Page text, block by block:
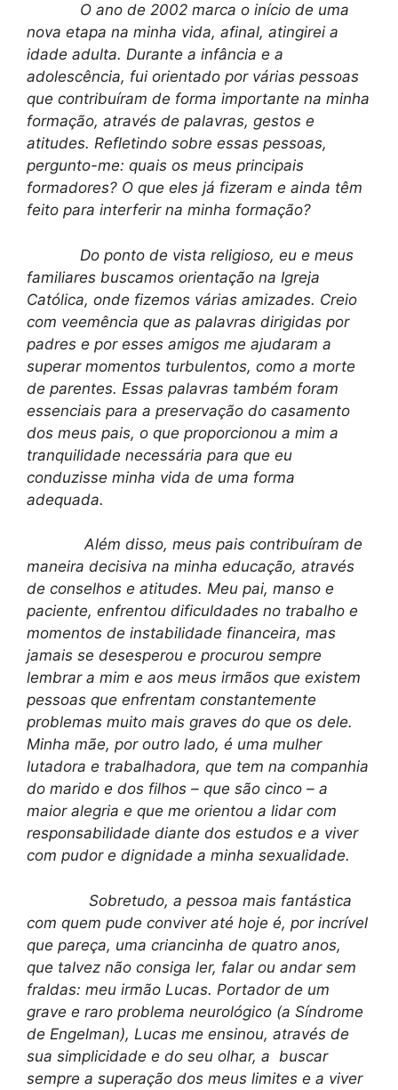
O ano de 2002 marca o início de uma
nova etapa na minha vida, afinal, atingirei a
idade adulta. Durante a infância e a
adolescência, fui orientado por várias pessoas
que contribuíram de forma importante na minha
formação, através de palavras, gestos e
atitudes. Refletindo sobre essas pessoas,
pergunto-me: quais os meus principais
formadores? O que eles já fizeram e ainda têm
feito para interferir na minha formação?
Do ponto de vista religioso, eu e meus
familiares buscamos orientação na Igreja
Católica, onde fizemos várias amizades. Creio
com veemência que as palavras dirigidas por
padres e por esses amigos me ajudaram a
superar momentos turbulentos, como a morte
de parentes. Essas palavras também foram
essenciais para a preservação do casamento
dos meus pais, o que proporcionou a mim a
tranquilidade necessária para que eu
conduzisse minha vida de uma forma
adequada.
Além disso, meus pais contribuíram de
maneira decisiva na minha educação, através
de conselhos e atitudes. Meu pai, manso e
paciente, enfrentou dificuldades no trabalho e
momentos de instabilidade financeira, mas
jamais se desesperou e procurou sempre
lembrar a mim e aos meus irmãos que existem
pessoas que enfrentam constantemente
problemas muito mais graves do que os dele.
Minha mãe, por outro lado, é uma mulher
lutadora e trabalhadora, que tem na companhia
do marido e dos filhos – que são cinco – a
maior alegria e que me orientou a lidar com
responsabilidade diante dos estudos e a viver
com pudor e dignidade a minha sexualidade.
Sobretudo, a pessoa mais fantástica
com quem pude conviver até hoje é, por incrível
que pareça, uma criancinha de quatro anos,
que talvez não consiga ler, falar ou andar sem
fraldas: meu irmão Lucas. Portador de um
grave e raro problema neurológico (a Síndrome
de Engelman), Lucas me ensinou, através de
sua simplicidade e do seu olhar, a buscar
sempre a superação dos meus limites e a viver